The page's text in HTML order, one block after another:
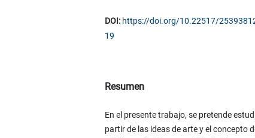
DOI: https://doi.org/10.22517/
19
Resumen
En el presente trabajo, se pretende
partir de las ideas de arte y el concepto